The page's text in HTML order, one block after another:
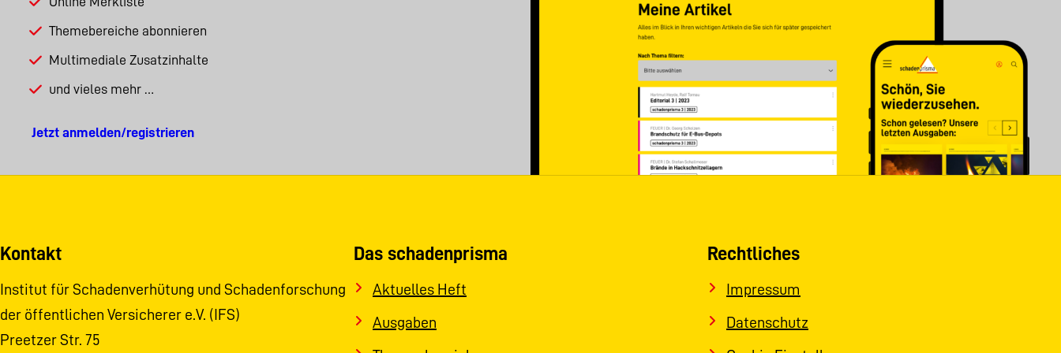
Themebereiche abonnieren
Multimediale Zusatzinhalte
und vieles mehr …
Jetzt anmelden/registrieren
Kontakt
Institut für Schadenverhütung und Schadenforschung
der öffentlichen Versicherer e.V. (IFS)
Preetzer Str. 75
Das schadenprisma
Aktuelles Heft
Ausgaben
Rechtliches
Impressum
Datenschutz